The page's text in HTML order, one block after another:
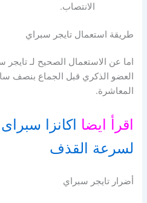
الانتصاب.
طريقة استعمال تايجر سبراي
اما عن الاستعمال الصحيح لـ
العضو الذكري قبل الجماع بنصف
المعاشرة.
اقرأ ايضا اكانزا
لسرعة القذف
أضرار تايجر سبراي